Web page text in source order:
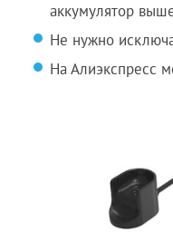
аккумулятор
Не нужно
На Алиэкспресс